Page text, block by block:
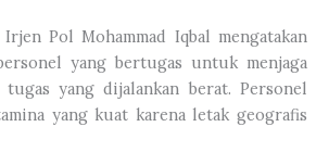
Irjen Pol Mohammad Iqbal mengatakan
yang bertugas untuk menjaga
tugas yang dijalankan berat. Personel
yang kuat karena letak geografis